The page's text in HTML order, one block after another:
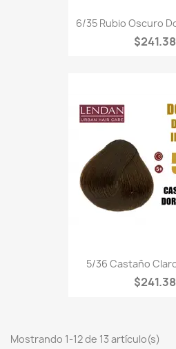
6/35 Rubio Oscuro
$241.38
5/36 Castaño
$241.38
Mostrando 1-12 de 13 artículo(s)